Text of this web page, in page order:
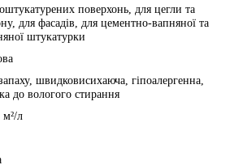
поверхонь, для цегли та
для фасадів, для цементно-вапняної та
штукатурки
швидковисихаюча, гіпоалергенна,
до вологого стирання
м²/л